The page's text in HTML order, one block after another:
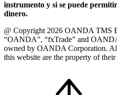
instrumento y si se puede
dinero.
@ Copyright 2026 OANDA TMS
“OANDA”, “fxTrade” and
owned by OANDA Corporation.
this website are the property of